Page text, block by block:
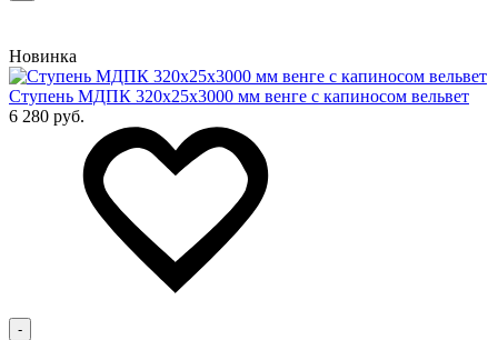
Новинка
Cтупень МДПК 320х25х3000 мм венге с капиносом вельвет
6 280 руб.
-